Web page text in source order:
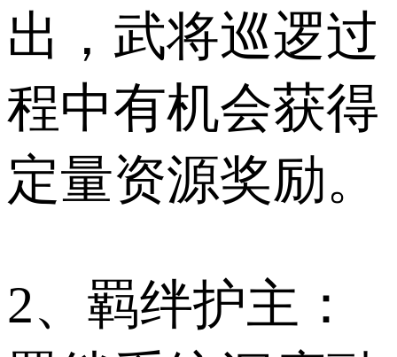
出，武将巡逻过
程中有机会获得
定量资源奖励。
2、羁绊护主：